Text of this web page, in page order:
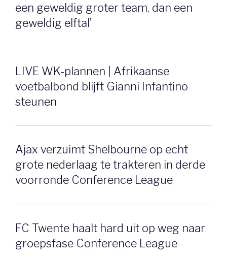
een geweldig groter team, dan een
geweldig elftal’
LIVE WK-plannen | Afrikaanse
voetbalbond blijft Gianni Infantino
steunen
Ajax verzuimt Shelbourne op echt
grote nederlaag te trakteren in derde
voorronde Conference League
FC Twente haalt hard uit op weg naar
groepsfase Conference League